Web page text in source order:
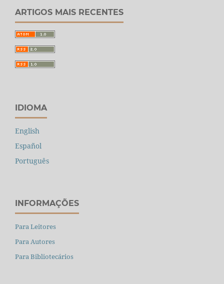
ARTIGOS MAIS RECENTES
IDIOMA
English
Español
Português
INFORMAÇÕES
Para Leitores
Para Autores
Para Bibliotecários